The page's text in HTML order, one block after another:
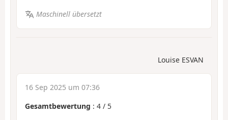
Maschinell übersetzt
Louise ESVAN
16 Sep 2025 um 07:36
Gesamtbewertung : 4 / 5